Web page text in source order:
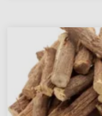
przeciwzapalnie i
składnik kosmetyków
się ran i wysypek